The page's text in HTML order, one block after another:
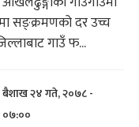
सङ्क्रमणको दर उच्च
गाउँ फ...
बैशाख २४ गते, २०७८ -
०७:००